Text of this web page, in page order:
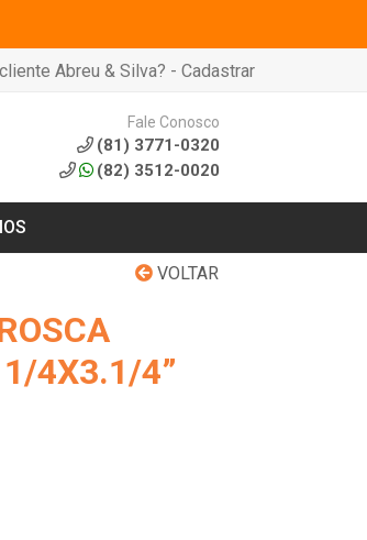
Abreu & Silva? - Cadastrar
Fale Conosco
(81) 3771-0320
(82) 3512-0020
VOLTAR
1/4X3.1/4”